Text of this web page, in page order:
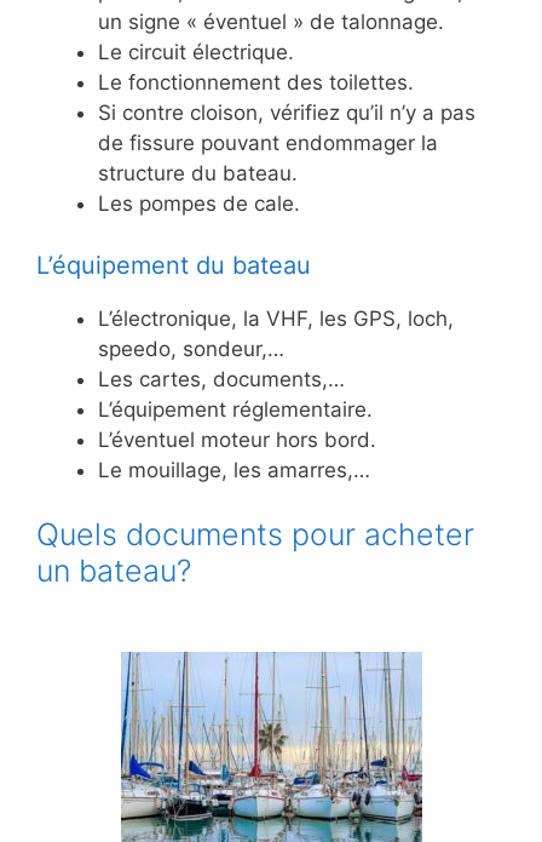
un signe « éventuel » de talonnage.
Le circuit électrique.
Le fonctionnement des toilettes.
Si contre cloison, vérifiez qu’il n’y a pas
de fissure pouvant endommager la
structure du bateau.
Les pompes de cale.
L’équipement du bateau
L’électronique, la VHF, les GPS, loch,
speedo, sondeur,…
Les cartes, documents,…
L’équipement réglementaire.
L’éventuel moteur hors bord.
Le mouillage, les amarres,…
Quels documents pour acheter
un bateau?